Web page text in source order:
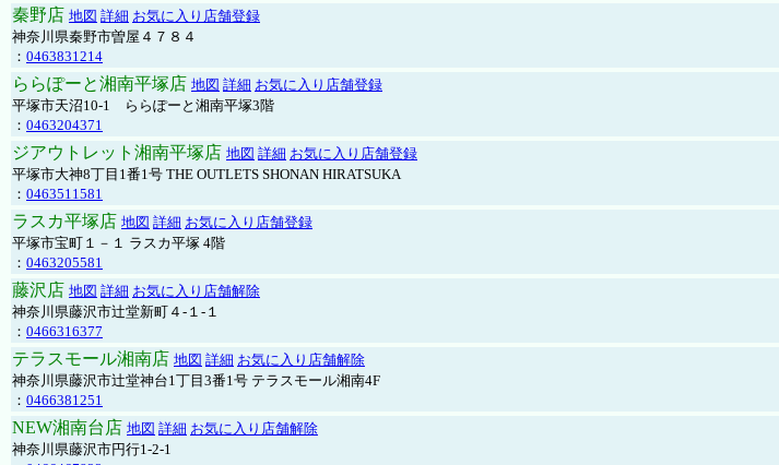
秦野店 地図 詳細 お気に入り店舗登録
神奈川県秦野市曽屋４７８４
： 0463831214
ららぽーと湘南平塚店 地図 詳細 お気に入り店舗登録
平塚市天沼10-1 ららぽーと湘南平塚3階
： 0463204371
ジアウトレット湘南平塚店 地図 詳細 お気に入り店舗登録
平塚市大神8丁目1番1号 THE OUTLETS SHONAN HIRATSUKA
： 0463511581
ラスカ平塚店 地図 詳細 お気に入り店舗登録
平塚市宝町１－１ ラスカ平塚 4階
： 0463205581
藤沢店 地図 詳細 お気に入り店舗解除
神奈川県藤沢市辻堂新町４-１-１
： 0466316377
テラスモール湘南店 地図 詳細 お気に入り店舗解除
神奈川県藤沢市辻堂神台1丁目3番1号 テラスモール湘南4F
： 0466381251
NEW湘南台店 地図 詳細 お気に入り店舗解除
神奈川県藤沢市円行1-2-1